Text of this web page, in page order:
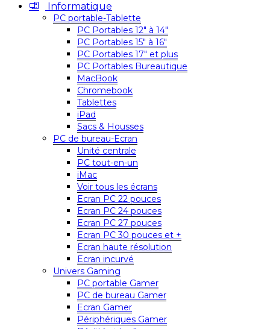
Informatique
PC portable-Tablette
PC Portables 12″ à 14″
PC Portables 15″ à 16″
PC Portables 17″ et plus
PC Portables Bureautique
MacBook
Chromebook
Tablettes
iPad
Sacs & Housses
PC de bureau-Ecran
Unité centrale
PC tout-en-un
iMac
Voir tous les écrans
Ecran PC 22 pouces
Ecran PC 24 pouces
Ecran PC 27 pouces
Ecran PC 30 pouces et +
Ecran haute résolution
Ecran incurvé
Univers Gaming
PC portable Gamer
PC de bureau Gamer
Ecran Gamer
Périphériques Gamer